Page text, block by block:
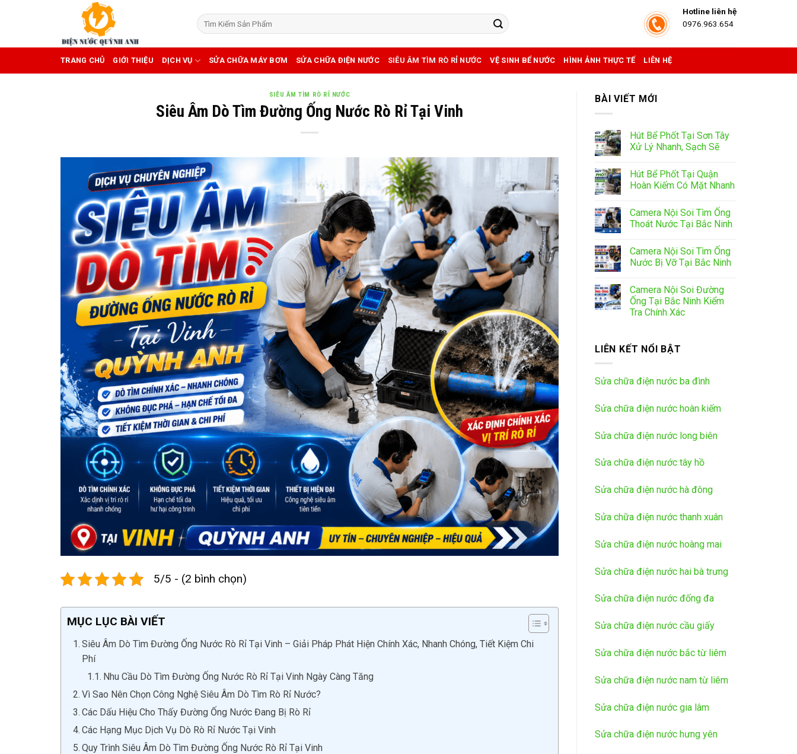
Hotline liên hệ
0976.963.654
TRANG CHỦ GIỚI THIỆU DỊCH VỤ SỬA CHỮA MÁY BƠM SỬA CHỮA ĐIỆN NƯỚC SIÊU ÂM TÌM RÒ RỈ NƯỚC VỆ SINH BỂ NƯỚC HÌNH ẢNH THỰC TẾ LIÊN HỆ
SIÊU ÂM TÌM RÒ RỈ NƯỚC
Siêu Âm Dò Tìm Đường Ống Nước Rò Rỉ Tại Vinh
5/5 - (2 bình chọn)
MỤC LỤC BÀI VIẾT
Siêu Âm Dò Tìm Đường Ống Nước Rò Rỉ Tại Vinh – Giải Pháp Phát Hiện Chính Xác, Nhanh Chóng, Tiết Kiệm Chi
Phí
Nhu Cầu Dò Tìm Đường Ống Nước Rò Rỉ Tại Vinh Ngày Càng Tăng
Vì Sao Nên Chọn Công Nghệ Siêu Âm Dò Tìm Rò Rỉ Nước?
Các Dấu Hiệu Cho Thấy Đường Ống Nước Đang Bị Rò Rỉ
Các Hạng Mục Dịch Vụ Dò Rò Rỉ Nước Tại Vinh
Quy Trình Siêu Âm Dò Tìm Đường Ống Nước Rò Rỉ Tại Vinh
BÀI VIẾT MỚI
Hút Bể Phốt Tại Sơn Tây
Xử Lý Nhanh, Sạch Sẽ
Hút Bể Phốt Tại Quận
Hoàn Kiếm Có Mặt Nhanh
Camera Nội Soi Tìm Ống
Thoát Nước Tại Bắc Ninh
Camera Nội Soi Tìm Ống
Nước Bị Vỡ Tại Bắc Ninh
Camera Nội Soi Đường
Ống Tại Bắc Ninh Kiểm
Tra Chính Xác
LIÊN KẾT NỔI BẬT
Sửa chữa điện nước ba đình
Sửa chữa điện nước hoàn kiếm
Sửa chữa điện nước long biên
Sửa chữa điện nước tây hồ
Sửa chữa điện nước hà đông
Sửa chữa điện nước thanh xuân
Sửa chữa điện nước hoàng mai
Sửa chữa điện nước hai bà trưng
Sửa chữa điện nước đống đa
Sửa chữa điện nước cầu giấy
Sửa chữa điện nước bắc từ liêm
Sửa chữa điện nước nam từ liêm
Sửa chữa điện nước gia lâm
Sửa chữa điện nước hưng yên